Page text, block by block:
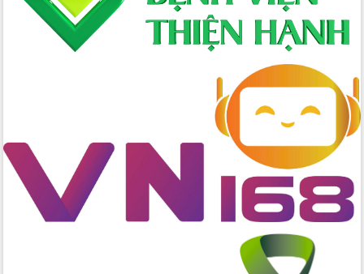
hai con số trong năm 2026
Tổ chức trang trọng Lễ hội Đền thờ
Lương Văn Chánh năm 2026
Chuyển đổi số thư viện: Mở rộng
không gian tri thức trong thời đại số
Đánh giá, rút kinh nghiệm công tác tổ
chức diễn tập trước ngày bầu cử
Chương trình “Gặp gỡ hữu nghị –